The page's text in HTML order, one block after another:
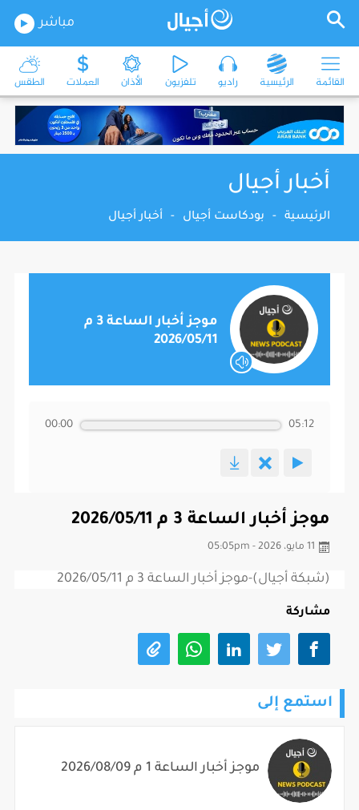
مباشر
القائمة الرئيسية راديو تلفزيون الأذان العملات الطقس
أخبار أجيال
الرئيسية - بودكاست أجيال - أخبار أجيال
موجز أخبار الساعة 3 م
2026/05/11
00:00 05:12
موجز أخبار الساعة 3 م 2026/05/11
11 مايو، 2026 - 05:05pm
(شبكة أجيال)-موجز أخبار الساعة 3 م 2026/05/11
مشاركة
استمع إلى
موجز أخبار الساعة 1 م 2026/08/09